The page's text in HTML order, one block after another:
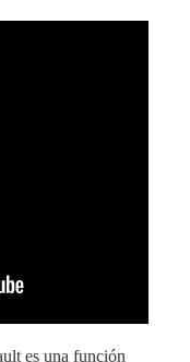
es una función